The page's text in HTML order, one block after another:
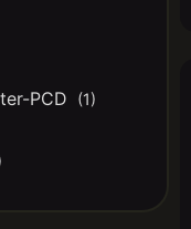
PCD (1)